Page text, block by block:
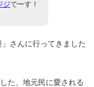
ジでーす！
さんに行ってきました
た、地元民に愛される